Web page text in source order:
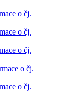
o čj.
o čj.
o čj.
o čj.
o čj.